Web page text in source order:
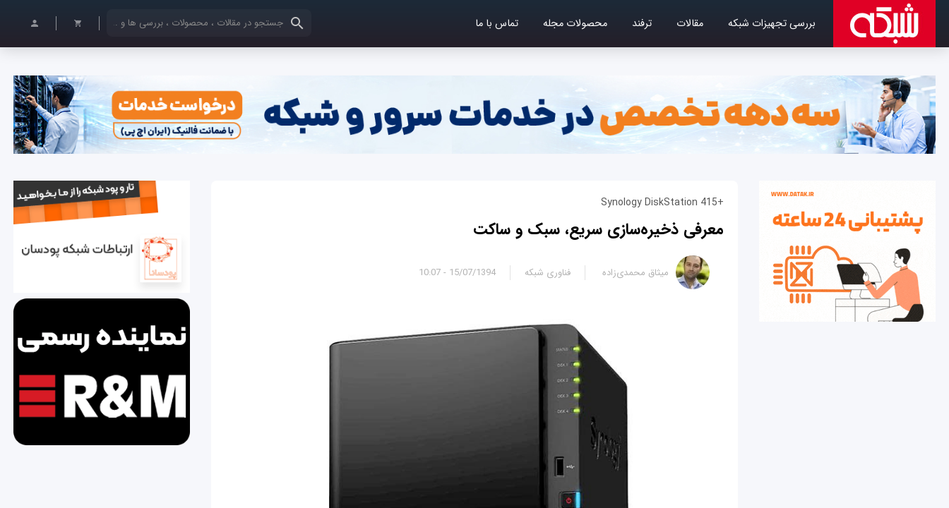
بررسی تجهیزات شبکه مقالات ترفند محصولات مجله تماس با ما کلمات کلیدی خود را وارد کنید
+Synology DiskStation 415
معرفی ذخیره‌سازی سریع، سبک و ساکت
15/07/1394 - 10:07 میثاق محمدی‌زاده فناوری شبکه